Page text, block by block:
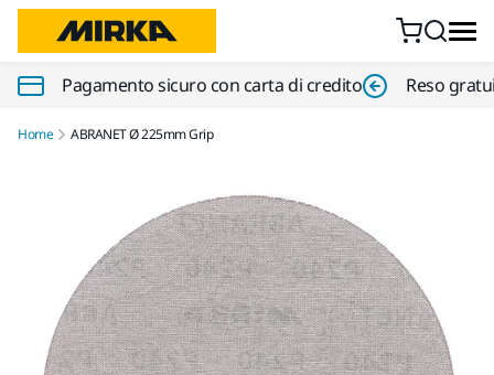
Pagamento sicuro con carta di credito Reso
Home ABRANET Ø 225mm Grip